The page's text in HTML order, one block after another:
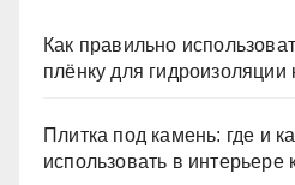
Как правильно
плёнку для
Плитка под камень: где и
использовать в интерьере